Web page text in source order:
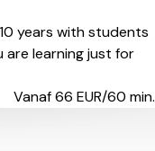
years with students
are learning just for
Vanaf 66 EUR/60 min.